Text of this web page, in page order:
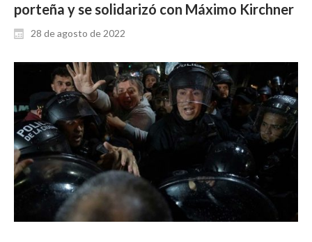
porteña y se solidarizó con Máximo Kirchner
28 de agosto de 2022